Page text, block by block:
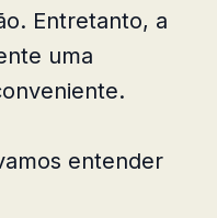
Entretanto, a
uma
entender